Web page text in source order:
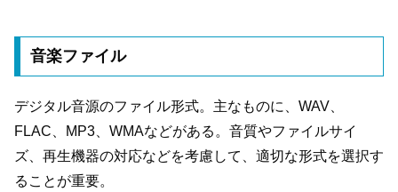
音楽ファイル
デジタル音源のファイル形式。主なものに、WAV、
FLAC、MP3、WMAなどがある。音質やファイルサイ
ズ、再生機器の対応などを考慮して、適切な形式を選択す
ることが重要。